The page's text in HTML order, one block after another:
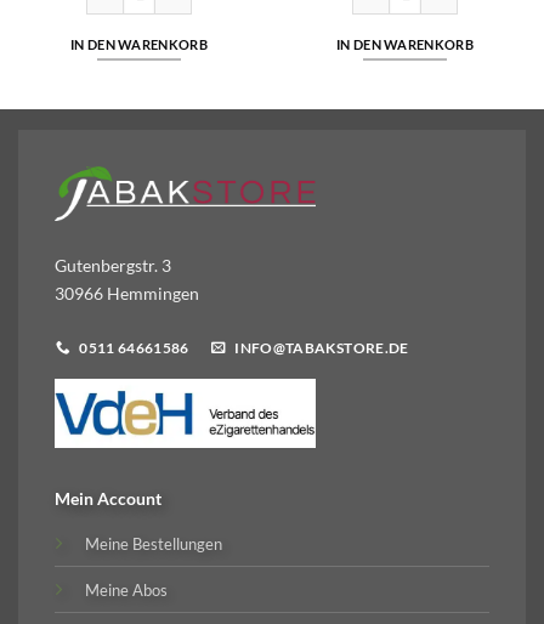
IN DEN WARENKORB IN DEN WARENKORB
Gutenbergstr. 3
30966 Hemmingen
0511 64661586 INFO@TABAKSTORE.DE
Mein Account
Meine Bestellungen
Meine Abos